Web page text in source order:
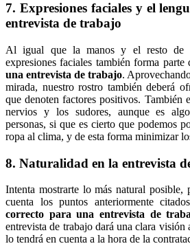
7. Expresiones faciales y el
entrevista de trabajo
Al igual que la manos y el resto de
expresiones faciales también forma parte
una entrevista de trabajo.
mirada, nuestro rostro también deberá
que denoten factores positivos. También
nervios y los sudores, aunque es
personas, si que es cierto que podemos
ropa al clima, y de esta forma minimizar
8. Naturalidad en la entrevista
Intenta mostrarte lo más natural posible,
cuenta los puntos anteriormente
correcto para una entrevista de
entrevista de trabajo dará una clara visión
lo tendrá en cuenta a la hora de la